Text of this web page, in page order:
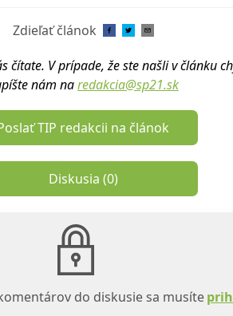
Zdieľať článok
čítate. V prípade, že ste našli v článku
nám naredakcia@sp21.sk
TIP redakcii na článok
Diskusia (0)
do diskusie sa musíte